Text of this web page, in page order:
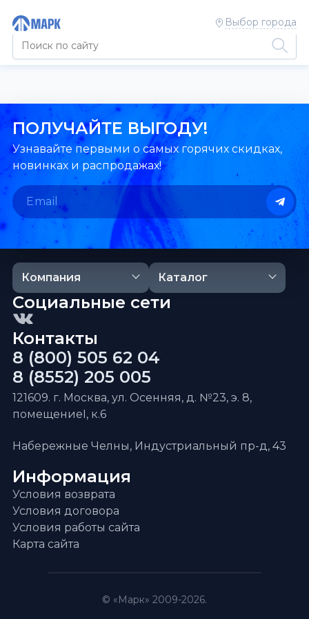
Выбор города
ПОЛУЧАЙТЕ ВЫГОДУ!
Узнавайте первыми о самых горячих скидках,
новинках и распродажах!
Компания Каталог
Информация
Условия возврата
Условия договора
Условия работы сайта
Карта сайта
Контакты
8 (800) 505 62 04
8 (8552) 205 005
121609. г. Москва, ул. Осенняя, д. №23, э. 8,
помещениеI, к.6
Набережные Челны, Индустриальный пр-д, 43
Социальные сети
© «Марк» 2009-2026.